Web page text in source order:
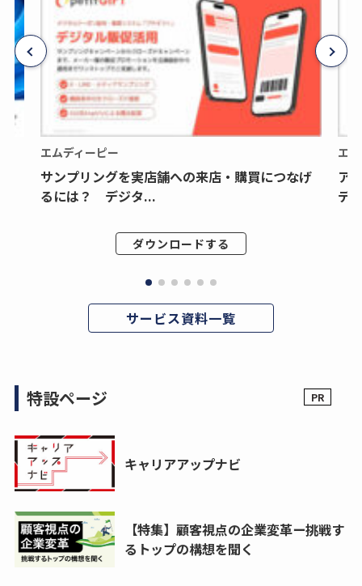
エムディーピー
サンプリングを実店舗への来店・購買につなげ
るには？ デジタ...
ダウンロードする
エ
ア
デ
サービス資料一覧
特設ページ
キャリアアップナビ
【特集】顧客視点の企業変革ー挑戦す
るトップの構想を聞く